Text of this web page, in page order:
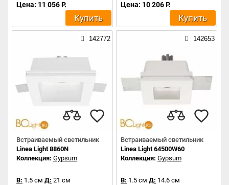
Цена: 11 056 Р.
Купить
Цена: 10 206 Р.
Купить
142772
Встраиваемый светильник
Linea Light 8860N
Коллекция: Gypsum
В: 1.5 см Д: 21 см
142653
Встраиваемый светильник
Linea Light 64500W60
Коллекция: Gypsum
В: 1.5 см Д: 14.6 см